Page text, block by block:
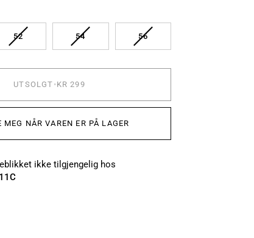
52
UTSOLGT 54UTSOLGT 56
UTSOLGT
UTSOLGT • KR 299
MEG NÅR VAREN ER PÅ LAGER
ikke tilgjengelig hos